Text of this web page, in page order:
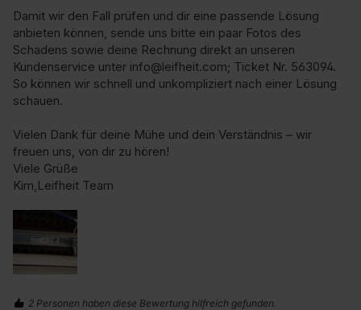
Damit wir den Fall prüfen und dir eine passende Lösung
anbieten können, sende uns bitte ein paar Fotos des
Schadens sowie deine Rechnung direkt an unseren
Kundenservice unter info@leifheit.com; Ticket Nr. 563094.
So können wir schnell und unkompliziert nach einer Lösung
schauen.
Vielen Dank für deine Mühe und dein Verständnis – wir
freuen uns, von dir zu hören!
Viele Grüße
Kim,Leifheit Team
2 Personen haben diese Bewertung hilfreich gefunden.